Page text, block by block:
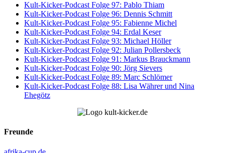
Kult-Kicker-Podcast Folge 97: Pablo Thiam
Kult-Kicker-Podcast Folge 96: Dennis Schmitt
Kult-Kicker-Podcast Folge 95: Fabienne Michel
Kult-Kicker-Podcast Folge 94: Erdal Keser
Kult-Kicker-Podcast Folge 93: Michael Höller
Kult-Kicker-Podcast Folge 92: Julian Pollersbeck
Kult-Kicker-Podcast Folge 91: Markus Brauckmann
Kult-Kicker-Podcast Folge 90: Jörg Sievers
Kult-Kicker-Podcast Folge 89: Marc Schlömer
Kult-Kicker-Podcast Folge 88: Lisa Währer und Nina
Ehegötz
Freunde